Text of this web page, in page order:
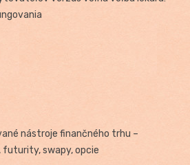
nástroje finančného trhu –
futurity, swapy, opcie